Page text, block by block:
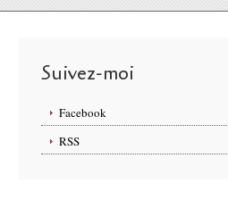
Suivez-moi
Facebook
RSS